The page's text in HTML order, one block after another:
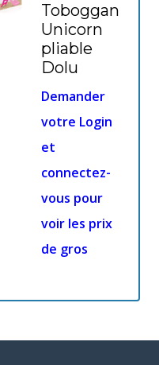
Toboggan
Unicorn
pliable
Dolu
Demander
votre Login
et
connectez-
vous pour
voir les prix
de gros